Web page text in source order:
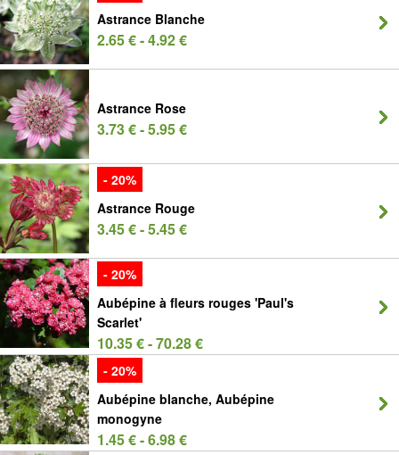
Astrance Blanche
2.65 € - 4.92 €
Astrance Rose
3.73 € - 5.95 €
- 20%
Astrance Rouge
3.45 € - 5.45 €
- 20%
Aubépine à fleurs rouges 'Paul's
Scarlet'
10.35 € - 70.28 €
- 20%
Aubépine blanche, Aubépine
monogyne
1.45 € - 6.98 €